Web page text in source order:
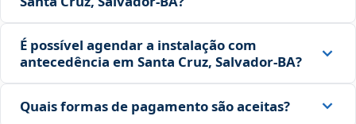
É possível agendar a instalação com
antecedência em Santa Cruz, Salvador‑BA?
Quais formas de pagamento são aceitas?